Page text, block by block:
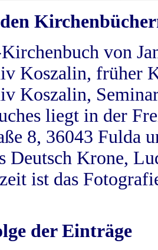
von
Koszalin, früher
Koszalin,
liegt in der
8, 36043 Fulda
Deutsch Krone,
ist das
der Einträge